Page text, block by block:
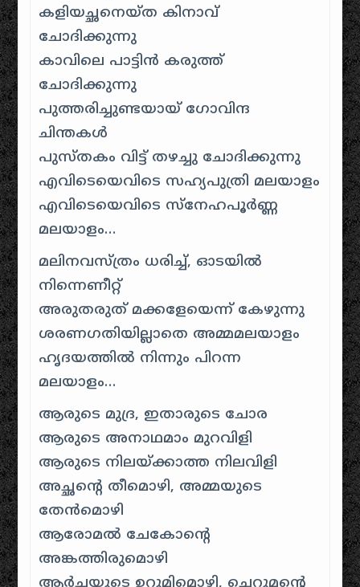
കളിയച്ഛനെയ്ത കിനാവ്
ചോദിക്കുന്നു
കാവിലെ പാട്ടിന്‍ കരുത്ത്
ചോദിക്കുന്നു
പുത്തരിച്ചുണ്ടയായ് ഗോവിന്ദ
ചിന്തകള്‍
പുസ്തകം വിട്ട് തഴച്ചു ചോദിക്കുന്നു
എവിടെയെവിടെ സഹ്യപുത്രി മലയാളം
എവിടെയെവിടെ സ്നേഹപൂര്‍ണ്ണ
മലയാളം…
മലിനവസ്ത്രം ധരിച്ച്, ഓടയില്‍
നിന്നെണീറ്റ്
അരുതരുത് മക്കളേയെന്ന് കേഴുന്നു
ശരണഗതിയില്ലാതെ അമ്മമലയാളം
ഹൃദയത്തില്‍ നിന്നും പിറന്ന
മലയാളം…
ആരുടെ മുദ്ര, ഇതാരുടെ ചോര
ആരുടെ അനാഥമാം മുറവിളി
ആരുടെ നിലയ്ക്കാത്ത നിലവിളി
അച്ഛന്റെ തീമൊഴി, അമ്മയുടെ
തേന്‍മൊഴി
ആരോമല്‍ ചേകോന്റെ
അങ്കത്തിരുമൊഴി